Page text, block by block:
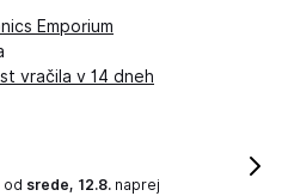
Emporium
vračila v 14 dneh
od srede, 12.8. naprej